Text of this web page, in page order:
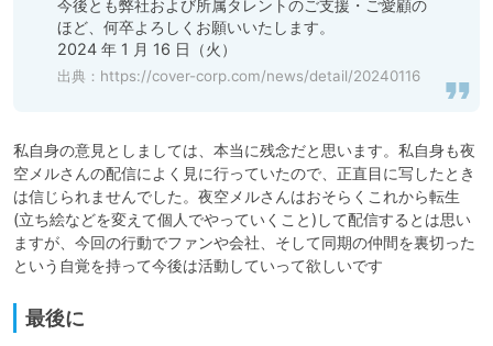
今後とも弊社および所属タレントのご支援・ご愛顧の
ほど、何卒よろしくお願いいたします。
2024 年 1 月 16 日（火）
出典： https://cover-corp.com/news/detail/20240116
私自身の意見としましては、本当に残念だと思います。私自身も夜
空メルさんの配信によく見に行っていたので、正直目に写したとき
は信じられませんでした。夜空メルさんはおそらくこれから転生
(立ち絵などを変えて個人でやっていくこと)して配信するとは思い
ますが、今回の行動でファンや会社、そして同期の仲間を裏切った
という自覚を持って今後は活動していって欲しいです
最後に